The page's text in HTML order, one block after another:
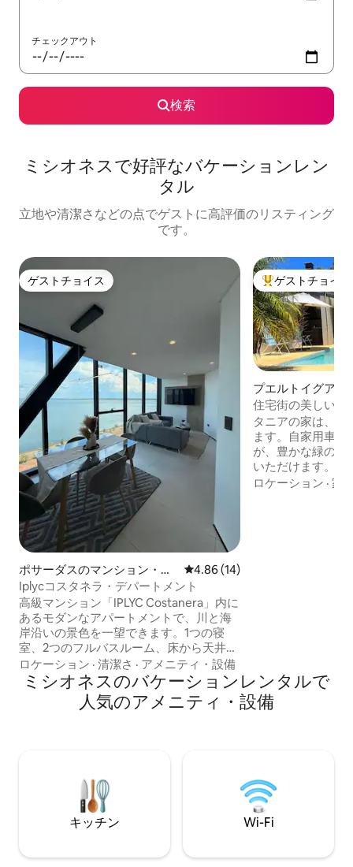
チェックアウト
検索
ミシオネスで好評なバケーションレン
タル
立地や清潔さなどの点でゲストに高評価のリスティング
です。
ゲストチョイス
ゲストチョイス
ポサーダスのマンション・ア
パート
レビュー14件、5つ星中4.86つ
4.86 (14)
Iplycコスタネラ・デパートメント
高級マンション「IPLYC Costanera」内に
あるモダンなアパートメントで、川と海
岸沿いの景色を一望できます。1つの寝
室、2つのフルバスルーム、床から天井ま
での窓がある広々としたリビングダイニ
ングルームがあり、明るさ抜群です。快
適な滞在のための設備が充実していま
す。ポサダスで最も良いロケーションの1
1日10米ドルの追加料金がかかります。
ロケーション · 清潔さ · アメニティ・設備
大好評のゲスト
ゲストチョイス
プエルトイグアス
住宅街の美しい家
タニアの家は、農
ます。自家用車
が、豊かな緑の美
いただけます。 わずか2ブロック先には、
冷たい飲み物や
ロケーション ·家
ミシオネスのバケーションレンタルで
人気のアメニティ・設備
キッチン Wi-Fi